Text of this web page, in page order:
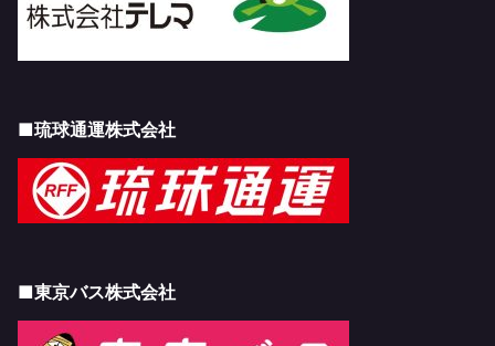
■琉球通運株式会社
■東京バス株式会社